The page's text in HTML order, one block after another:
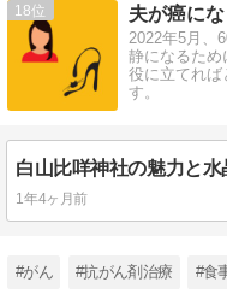
18 夫が癌に
2022年5月、
静になるため
役に立てれば
す。
1年4ヶ月前
#がん #抗がん剤治療 #食